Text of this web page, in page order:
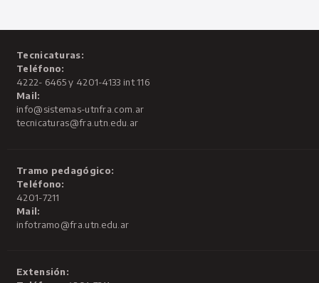
Tecnicaturas:
Teléfono:
4222- 6465 y 4201-4133 int 116
Mail:
info@sistemas-utnfra.com.ar
tecnicaturas@fra.utn.edu.ar
Tramo pedagógico:
Teléfono:
4201-7211
Mail:
infotramo@fra.utn.edu.ar
Extensión: